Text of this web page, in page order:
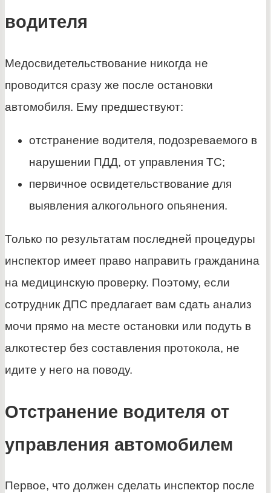
водителя
Медосвидетельствование никогда не
проводится сразу же после остановки
автомобиля. Ему предшествуют:
отстранение водителя, подозреваемого в
нарушении ПДД, от управления ТС;
первичное освидетельствование для
выявления алкогольного опьянения.
Только по результатам последней процедуры
инспектор имеет право направить гражданина
на медицинскую проверку. Поэтому, если
сотрудник ДПС предлагает вам сдать анализ
мочи прямо на месте остановки или подуть в
алкотестер без составления протокола, не
идите у него на поводу.
Отстранение водителя от
управления автомобилем
Первое, что должен сделать инспектор после